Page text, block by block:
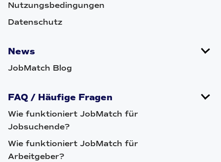
Nutzungsbedingungen
Datenschutz
News
JobMatch Blog
FAQ / Häufige Fragen
Wie funktioniert JobMatch für
Jobsuchende?
Wie funktioniert JobMatch für
Arbeitgeber?